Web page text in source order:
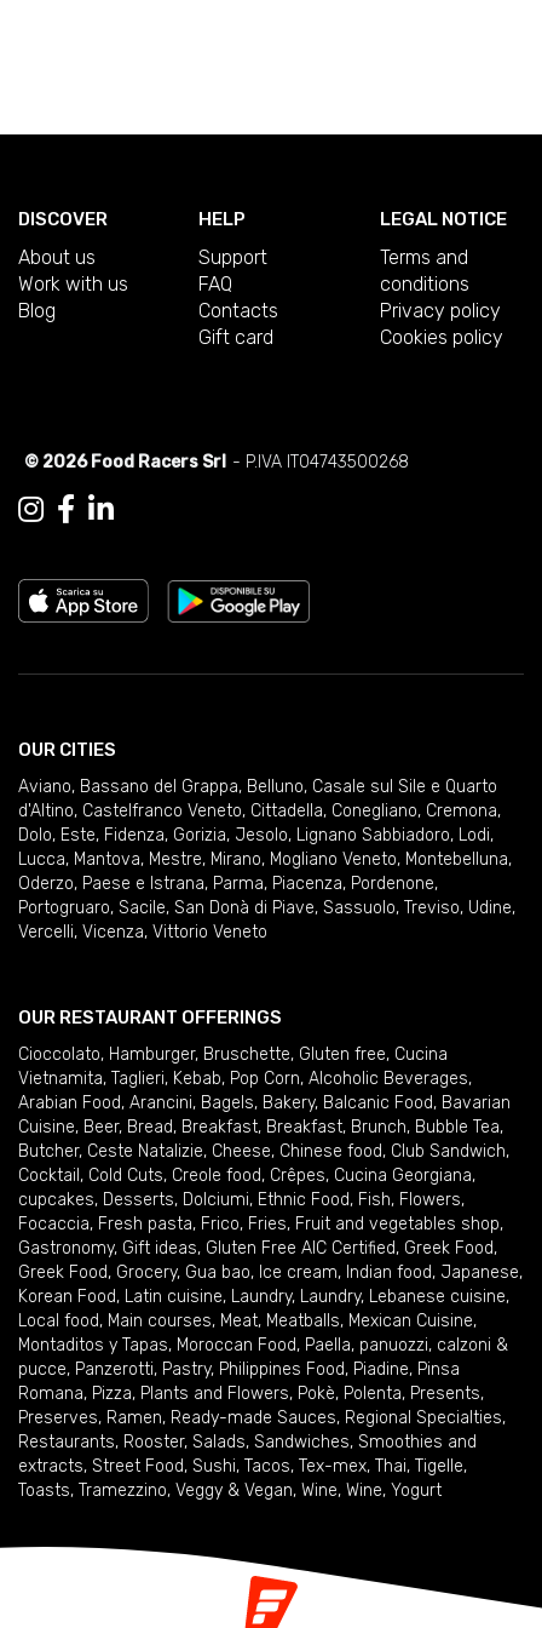
DISCOVER
About us
Work with us
Blog
HELP
Support
FAQ
Contacts
Gift card
LEGAL NOTICE
Terms and
conditions
Privacy policy
Cookies policy
© 2026 Food Racers Srl - P.IVA IT04743500268
OUR CITIES
Aviano, Bassano del Grappa, Belluno, Casale sul Sile e Quarto
d'Altino, Castelfranco Veneto, Cittadella, Conegliano, Cremona,
Dolo, Este, Fidenza, Gorizia, Jesolo, Lignano Sabbiadoro, Lodi,
Lucca, Mantova, Mestre, Mirano, Mogliano Veneto, Montebelluna,
Oderzo, Paese e Istrana, Parma, Piacenza, Pordenone,
Portogruaro, Sacile, San Donà di Piave, Sassuolo, Treviso, Udine,
Vercelli, Vicenza, Vittorio Veneto
OUR RESTAURANT OFFERINGS
Cioccolato, Hamburger, Bruschette, Gluten free, Cucina
Vietnamita, Taglieri, Kebab, Pop Corn, Alcoholic Beverages,
Arabian Food, Arancini, Bagels, Bakery, Balcanic Food, Bavarian
Cuisine, Beer, Bread, Breakfast, Breakfast, Brunch, Bubble Tea,
Butcher, Ceste Natalizie, Cheese, Chinese food, Club Sandwich,
Cocktail , Cold Cuts, Creole food, Crêpes, Cucina Georgiana,
cupcakes, Desserts, Dolciumi, Ethnic Food, Fish, Flowers,
Focaccia, Fresh pasta, Frico, Fries, Fruit and vegetables shop,
Gastronomy, Gift ideas, Gluten Free AIC Certified, Greek Food,
Greek Food, Grocery, Gua bao, Ice cream, Indian food, Japanese,
Korean Food, Latin cuisine, Laundry, Laundry, Lebanese cuisine,
Local food, Main courses, Meat, Meatballs, Mexican Cuisine,
Montaditos y Tapas, Moroccan Food, Paella, panuozzi, calzoni &
pucce, Panzerotti, Pastry, Philippines Food, Piadine, Pinsa
Romana, Pizza, Plants and Flowers, Pokè, Polenta, Presents,
Preserves, Ramen, Ready-made Sauces, Regional Specialties,
Restaurants, Rooster, Salads, Sandwiches, Smoothies and
extracts, Street Food, Sushi, Tacos, Tex-mex, Thai, Tigelle,
Toasts, Tramezzino, Veggy & Vegan, Wine, Wine, Yogurt